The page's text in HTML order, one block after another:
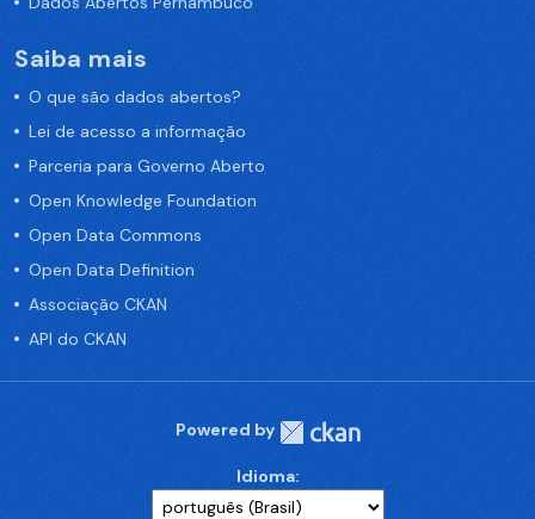
Saiba mais
O que são dados abertos?
Lei de acesso a informação
Parceria para Governo Aberto
Open Knowledge Foundation
Open Data Commons
Open Data Definition
Associação CKAN
API do CKAN
Powered by
Idioma